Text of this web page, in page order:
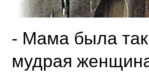
- Мама была
мудрая